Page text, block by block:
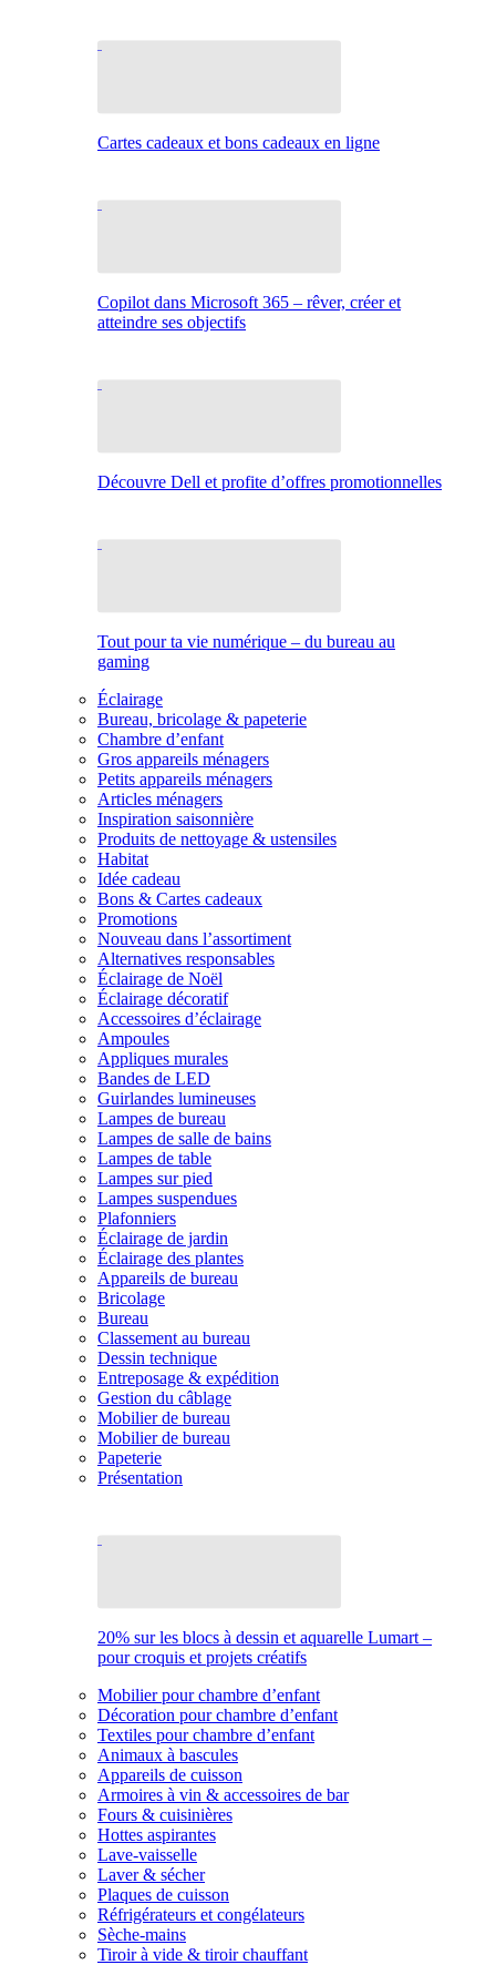
Cartes cadeaux et bons cadeaux en ligne
Copilot dans Microsoft 365 – rêver, créer et
atteindre ses objectifs
Découvre Dell et profite d’offres promotionnelles
Tout pour ta vie numérique – du bureau au
gaming
Éclairage
Bureau, bricolage & papeterie
Chambre d’enfant
Gros appareils ménagers
Petits appareils ménagers
Articles ménagers
Inspiration saisonnière
Produits de nettoyage & ustensiles
Habitat
Idée cadeau
Bons & Cartes cadeaux
Promotions
Nouveau dans l’assortiment
Alternatives responsables
Éclairage de Noël
Éclairage décoratif
Accessoires d’éclairage
Ampoules
Appliques murales
Bandes de LED
Guirlandes lumineuses
Lampes de bureau
Lampes de salle de bains
Lampes de table
Lampes sur pied
Lampes suspendues
Plafonniers
Éclairage de jardin
Éclairage des plantes
Appareils de bureau
Bricolage
Bureau
Classement au bureau
Dessin technique
Entreposage & expédition
Gestion du câblage
Mobilier de bureau
Mobilier de bureau
Papeterie
Présentation
20% sur les blocs à dessin et aquarelle Lumart –
pour croquis et projets créatifs
Mobilier pour chambre d’enfant
Décoration pour chambre d’enfant
Textiles pour chambre d’enfant
Animaux à bascules
Appareils de cuisson
Armoires à vin & accessoires de bar
Fours & cuisinières
Hottes aspirantes
Lave-vaisselle
Laver & sécher
Plaques de cuisson
Réfrigérateurs et congélateurs
Sèche-mains
Tiroir à vide & tiroir chauffant